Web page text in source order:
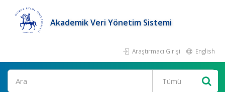
Akademik Veri Yönetim Sistemi
Araştırmacı Girişi English
Ara